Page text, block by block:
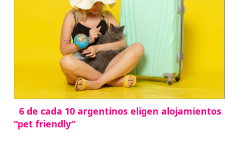
6 de cada 10 argentinos eligen alojamientos
“pet friendly”